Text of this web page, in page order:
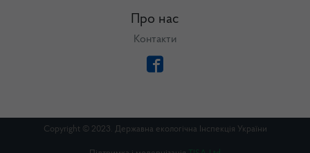
Про нас
Контакти
Copyright © 2023. Державна екологічна Інспекція України